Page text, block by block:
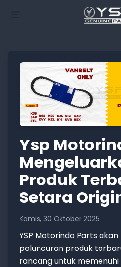
Ysp
Produk
Setara
Kamis, 30 Oktober 2025
YSP Motorindo Parts
peluncuran produk
rancang untuk